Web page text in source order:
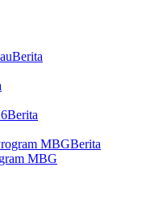
Berita
Berita
Berita
MBG